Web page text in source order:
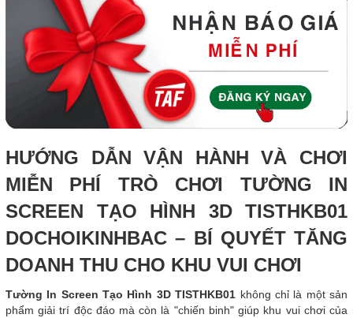
HƯỚNG DẪN VẬN HÀNH VÀ CHƠI
MIỄN PHÍ TRÒ CHƠI TƯỜNG IN
SCREEN TẠO HÌNH 3D TISTHKB01
DOCHOIKINHBAC – BÍ QUYẾT TĂNG
DOANH THU CHO KHU VUI CHƠI
Tường In Screen Tạo Hình 3D TISTHKB01 không chỉ là một sản
phẩm giải trí độc đáo mà còn là "chiến binh" giúp khu vui chơi của